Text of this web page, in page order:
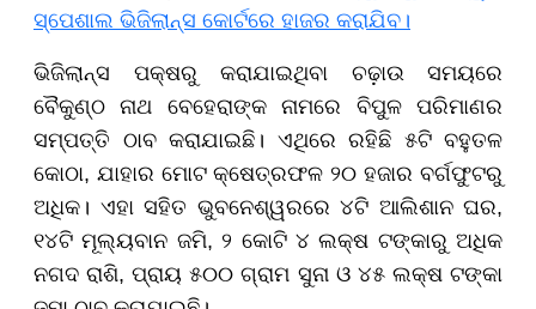
ସ୍ପେଶାଲ ଭିଜିଲାନ୍ସ କୋର୍ଟରେ ହାଜର କରାଯିବ।
ଭିଜିଲାନ୍ସ ପକ୍ଷରୁ କରାଯାଇଥିବା ଚଢ଼ାଉ ସମୟରେ
ବୈକୁଣ୍ଠ ନାଥ ବେହେରାଙ୍କ ନାମରେ ବିପୁଳ ପରିମାଣର
ସମ୍ପତ୍ତି ଠାବ କରାଯାଇଛି। ଏଥିରେ ରହିଛି ୫ଟି ବହୁତଳ
କୋଠା, ଯାହାର ମୋଟ କ୍ଷେତ୍ରଫଳ ୨୦ ହଜାର ବର୍ଗଫୁଟରୁ
ଅଧିକ। ଏହା ସହିତ ଭୁବନେଶ୍ୱରରେ ୪ଟି ଆଲିଶାନ ଘର,
୧୪ଟି ମୂଲ୍ୟବାନ ଜମି, ୨ କୋଟି ୪ ଲକ୍ଷ ଟଙ୍କାରୁ ଅଧିକ
ନଗଦ ରାଶି, ପ୍ରାୟ ୫୦୦ ଗ୍ରାମ ସୁନା ଓ ୪୫ ଲକ୍ଷ ଟଙ୍କା